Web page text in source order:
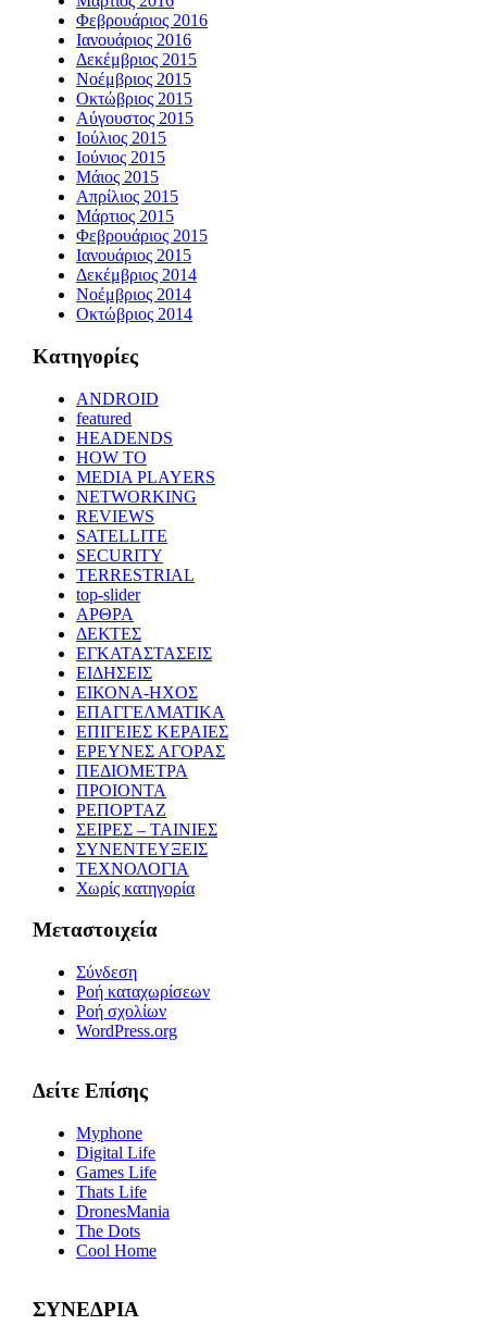
Φεβρουάριος 2016
Ιανουάριος 2016
Δεκέμβριος 2015
Νοέμβριος 2015
Οκτώβριος 2015
Αύγουστος 2015
Ιούλιος 2015
Ιούνιος 2015
Μάιος 2015
Απρίλιος 2015
Μάρτιος 2015
Φεβρουάριος 2015
Ιανουάριος 2015
Δεκέμβριος 2014
Νοέμβριος 2014
Οκτώβριος 2014
Kατηγορίες
ANDROID
featured
HEADENDS
HOW TO
MEDIA PLAYERS
NETWORKING
REVIEWS
SATELLITE
SECURITY
TERRESTRIAL
top-slider
ΑΡΘΡΑ
ΔΕΚΤΕΣ
ΕΓΚΑΤΑΣΤΑΣΕΙΣ
ΕΙΔΗΣΕΙΣ
ΕΙΚΟΝΑ-ΗΧΟΣ
ΕΠΑΓΓΕΛΜΑΤΙΚΑ
ΕΠΙΓΕΙΕΣ ΚΕΡΑΙΕΣ
ΕΡΕΥΝΕΣ ΑΓΟΡΑΣ
ΠΕΔΙΟΜΕΤΡΑ
ΠΡΟΙΟΝΤΑ
ΡΕΠΟΡΤΑΖ
ΣΕΙΡΕΣ – ΤΑΙΝΙΕΣ
ΣΥΝΕΝΤΕΥΞΕΙΣ
ΤΕΧΝΟΛΟΓΙΑ
Χωρίς κατηγορία
Μεταστοιχεία
Σύνδεση
Ροή καταχωρίσεων
Ροή σχολίων
WordPress.org
Δείτε Επίσης
Myphone
Digital Life
Games Life
Thats Life
DronesMania
The Dots
Cool Home
ΣΥΝΕΔΡΙΑ